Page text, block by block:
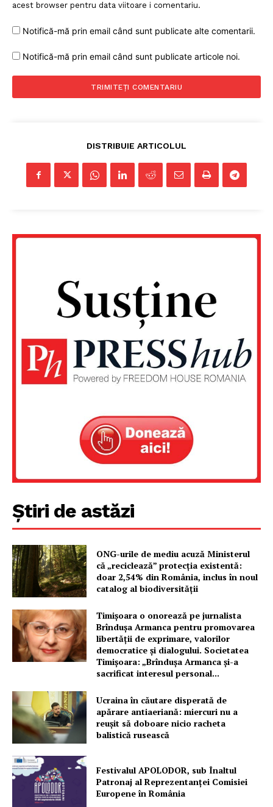
Proiecte editoriale
acest browser pentru data viitoare i comentariu.
Notifică-mă prin email când sunt publicate alte comentarii.
Notifică-mă prin email când sunt publicate articole noi.
DISTRIBUIE ARTICOLUL
Știri de astăzi
ONG-urile de mediu acuză Ministerul
că „reciclează” protecția existentă:
doar 2,54% din România, inclus în noul
catalog al biodiversității
Timișoara o onorează pe jurnalista
Brîndușa Armanca pentru promovarea
libertății de exprimare, valorilor
democratice și dialogului. Societatea
Timișoara: „Brîndușa Armanca și-a
sacrificat interesul personal...
Ucraina în căutare disperată de
apărare antiaeriană: miercuri nu a
reușit să doboare nicio racheta
balistică rusească
Festivalul APOLODOR, sub Înaltul
Patronaj al Reprezentanței Comisiei
Europene în România